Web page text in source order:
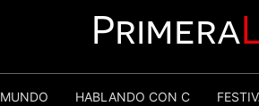
Primera
MUNDO HABLANDO CON C